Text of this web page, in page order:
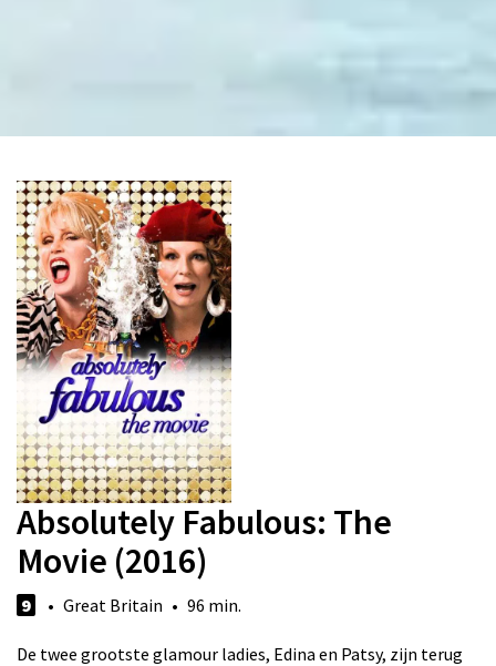
Absolutely Fabulous: The
Movie (2016)
9 • Great Britain • 96 min.
De twee grootste glamour ladies, Edina en Patsy, zijn terug